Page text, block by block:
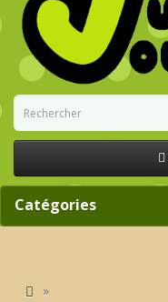
Catégories